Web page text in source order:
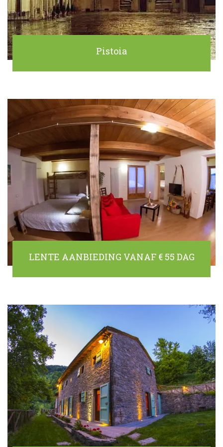
Pistoia
LENTE AANBIEDING VANAF € 55 DAG
for: